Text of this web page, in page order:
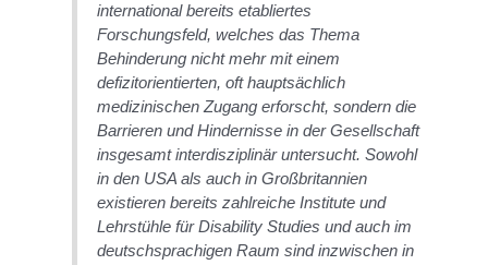
international bereits etabliertes
Forschungsfeld, welches das Thema
Behinderung nicht mehr mit einem
defizitorientierten, oft hauptsächlich
medizinischen Zugang erforscht, sondern die
Barrieren und Hindernisse in der Gesellschaft
insgesamt interdisziplinär untersucht. Sowohl
in den USA als auch in Großbritannien
existieren bereits zahlreiche Institute und
Lehrstühle für Disability Studies und auch im
deutschsprachigen Raum sind inzwischen in